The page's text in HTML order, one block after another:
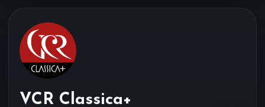
22:35
'Hymne à Sainte Cécile' per
violino e orchestra
Deborah Nemtanu, violino - Orchestre
de Chambre de Paris - Laurence
VCR Classica+